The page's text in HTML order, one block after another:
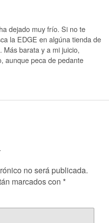
dejado muy frío. Si no te
la EDGE en algúna tienda de
Más barata y a mi juicio,
aunque peca de pedante
no será publicada.
marcados con *